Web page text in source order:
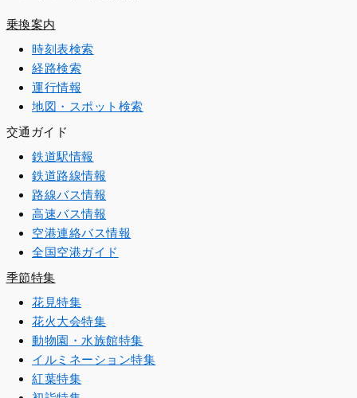
乗換案内
時刻表検索
経路検索
運行情報
地図・スポット検索
交通ガイド
鉄道駅情報
鉄道路線情報
路線バス情報
高速バス情報
空港連絡バス情報
全国空港ガイド
季節特集
花見特集
花火大会特集
動物園・水族館特集
イルミネーション特集
紅葉特集